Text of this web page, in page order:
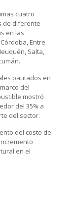
cuatro
de diferente
en las
Entre
Salta,
pautados en
del
mostró
del 35% a
del sector.
del costo de
en el